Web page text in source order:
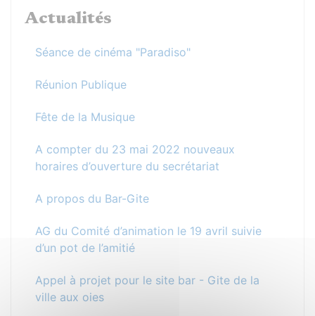
Actualités
Séance de cinéma "Paradiso"
Réunion Publique
Fête de la Musique
A compter du 23 mai 2022 nouveaux
horaires d’ouverture du secrétariat
A propos du Bar-Gite
AG du Comité d’animation le 19 avril suivie
d’un pot de l’amitié
Appel à projet pour le site bar - Gite de la
ville aux oies